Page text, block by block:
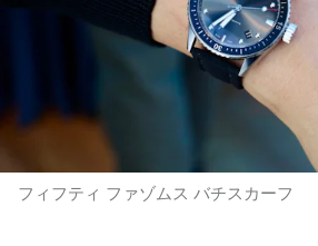
フィフティ ファゾムス バチスカーフ